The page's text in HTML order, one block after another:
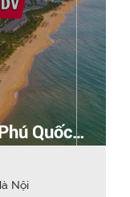
Quốc
chơi
Nội